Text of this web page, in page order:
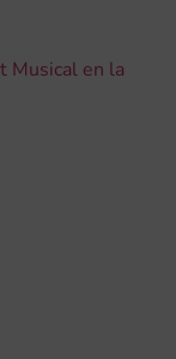
Musical en la